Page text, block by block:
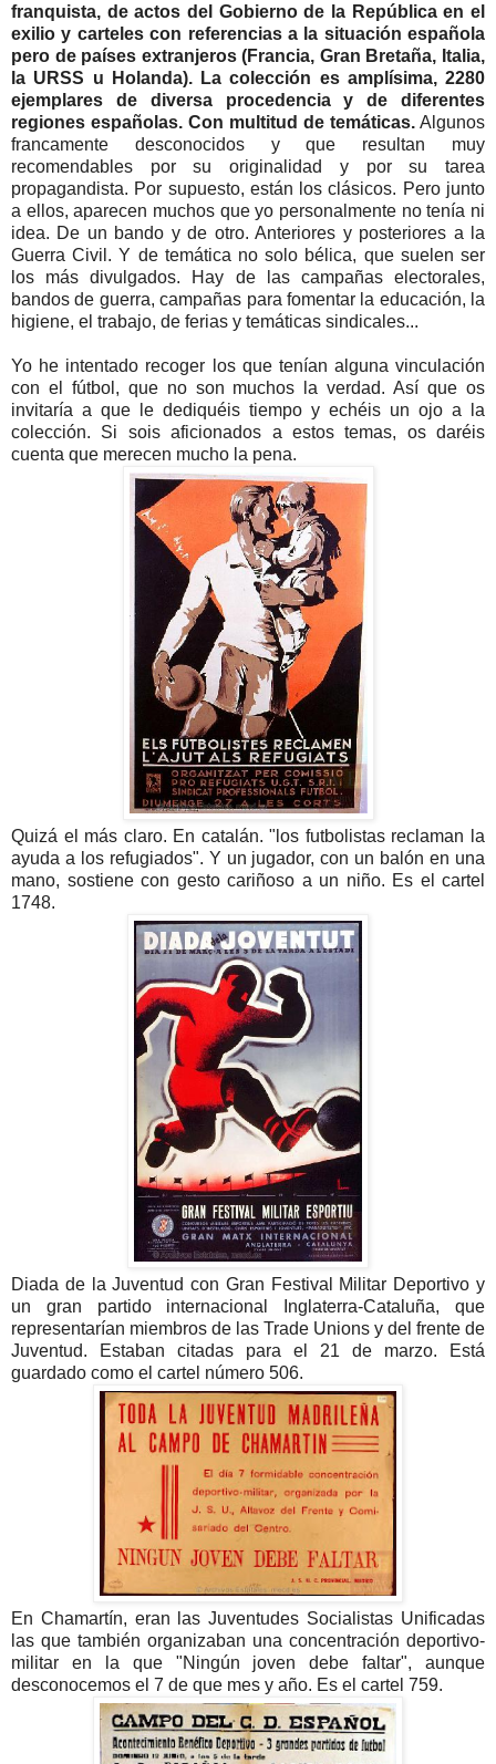
franquista, de actos del Gobierno de la República en el
exilio y carteles con referencias a la situación española
pero de países extranjeros (Francia, Gran Bretaña, Italia,
la URSS u Holanda). La colección es amplísima, 2280
ejemplares de diversa procedencia y de diferentes
regiones españolas. Con multitud de temáticas. Algunos
francamente desconocidos y que resultan muy
recomendables por su originalidad y por su tarea
propagandista. Por supuesto, están los clásicos. Pero junto
a ellos, aparecen muchos que yo personalmente no tenía ni
idea. De un bando y de otro. Anteriores y posteriores a la
Guerra Civil. Y de temática no solo bélica, que suelen ser
los más divulgados. Hay de las campañas electorales,
bandos de guerra, campañas para fomentar la educación, la
higiene, el trabajo, de ferias y temáticas sindicales...
Yo he intentado recoger los que tenían alguna vinculación
con el fútbol, que no son muchos la verdad. Así que os
invitaría a que le dediquéis tiempo y echéis un ojo a la
colección. Si sois aficionados a estos temas, os daréis
cuenta que merecen mucho la pena.
Quizá el más claro. En catalán. "los futbolistas reclaman la
ayuda a los refugiados". Y un jugador, con un balón en una
mano, sostiene con gesto cariñoso a un niño. Es el cartel
1748.
Diada de la Juventud con Gran Festival Militar Deportivo y
un gran partido internacional Inglaterra-Cataluña, que
representarían miembros de las Trade Unions y del frente de
Juventud. Estaban citadas para el 21 de marzo. Está
guardado como el cartel número 506.
En Chamartín, eran las Juventudes Socialistas Unificadas
las que también organizaban una concentración deportivo-
militar en la que "Ningún joven debe faltar", aunque
desconocemos el 7 de que mes y año. Es el cartel 759.